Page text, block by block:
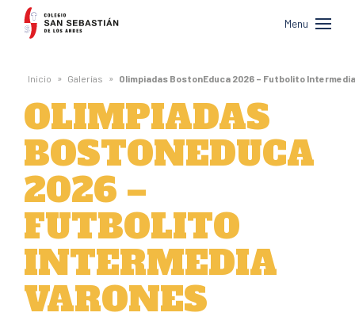
Colegio
San
Sebastián
de
Los
Andes
Menu
Inicio » Galerías » Olimpiadas BostonEduca 2026 – Futbolito
OLIMPIADAS
BOSTONEDUCA
2026 –
FUTBOLITO
INTERMEDIA
VARONES